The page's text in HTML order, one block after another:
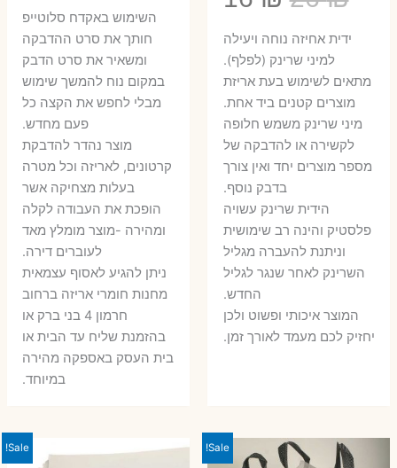
המקורי
היה:
26 ₪.
הנוכחי
ידית אחיזה נוחה ויעילה
למיני שרינק (לפלף).
מתאים לשימוש בעת אריזת
מוצרים קטנים ביד אחת.
​מיני שרינק משמש חלופה
לקשירה או להדבקה של
מספר מוצרים יחד ואין צורך
בדבק נוסף.
הידית שרינק עשויה
פלסטיק והינה רב שימושית
וניתנת להעברה מגליל
השרינק לאחר שנגר לגליל
החדש.
המוצר איכותי ופשוט ולכן
יחזיק לכם מעמד לאורך זמן.
המקורי
היה:
35 ₪.
₪.
השימוש באקדח סלוטייפ
חותך את סרט ההדבקה
ומשאיר את סרט הדבק
במקום נוח להמשך שימוש
מבלי לחפש את הקצה כל
פעם מחדש.
מוצר נהדר להדבקת
קרטונים, לאריזה וכל מטרה
בעלות מצחיקה אשר
הופכת את העבודה לקלה
ומהירה -מוצר מומלץ מאד
לעוברים דירה.
ניתן להגיע לאסוף עצמאית
מחנות חומרי אריזה ברחוב
חרמון 4 בני ברק או
בהזמנת שליח עד הבית או
בית העסק באספקה מהירה
במיוחד.
Sale!
Sale!